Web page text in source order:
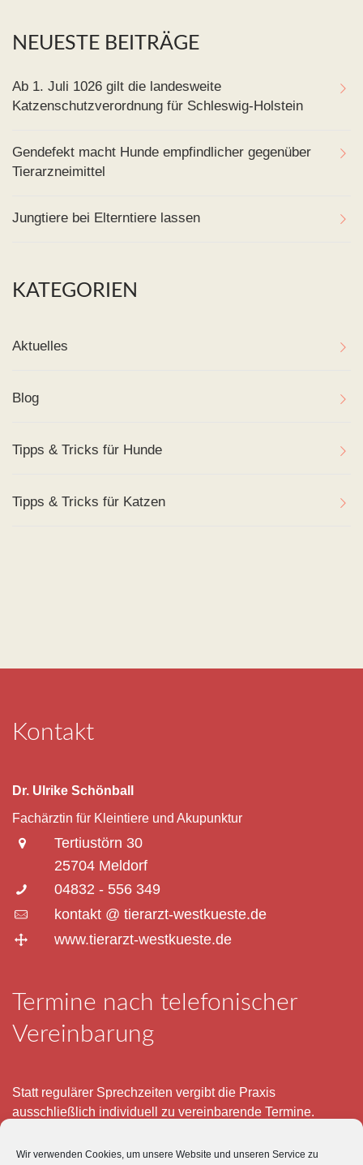
Wir verwenden Cookies, um unsere Website und unseren Service zu
NEUESTE BEITRÄGE
Ab 1. Juli 1026 gilt die landesweite
Katzenschutzverordnung für Schleswig-Holstein
Gendefekt macht Hunde empfindlicher gegenüber
Tierarzneimittel
Jungtiere bei Elterntiere lassen
KATEGORIEN
Aktuelles
Blog
Tipps & Tricks für Hunde
Tipps & Tricks für Katzen
Kontakt
Dr. Ulrike Schönball
Fachärztin für Kleintiere und Akupunktur
Tertiustörn 30
25704 Meldorf
04832 - 556 349
kontakt @ tierarzt-westkueste.de
www.tierarzt-westkueste.de
Termine nach telefonischer
Vereinbarung
Statt regulärer Sprechzeiten vergibt die Praxis
ausschließlich individuell zu vereinbarende Termine.
– 12 und 15 – 18 Uhr.